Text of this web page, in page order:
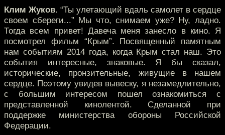
Клим Жуков. “Ты улетающий вдаль самолет в сердце
своем сбереги...” Мы что, снимаем уже? Ну, ладно.
Тогда всем привет! Давеча меня занесло в кино. Я
посмотрел фильм “Крым”. Посвященный памятным
нам событиям 2014 года, когда Крым стал наш. Это
события интересные, знаковые. Я бы сказал,
исторические, пронзительные, живущие в нашем
сердце. Поэтому увидев вывеску, я незамедлительно,
с большим интересом пошел ознакомиться с
представленной кинолентой. Сделанной при
поддержке министерства обороны Российской
Федерации.